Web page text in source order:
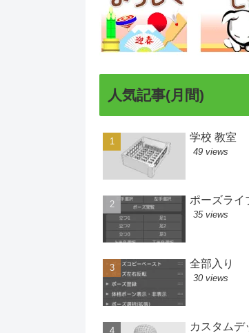
人気記事(月間)
学校 教室
49 views
ポーズライ
35 views
全部入り
30 views
カスタムデ